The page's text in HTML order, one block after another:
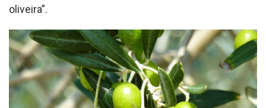
oliveira”.